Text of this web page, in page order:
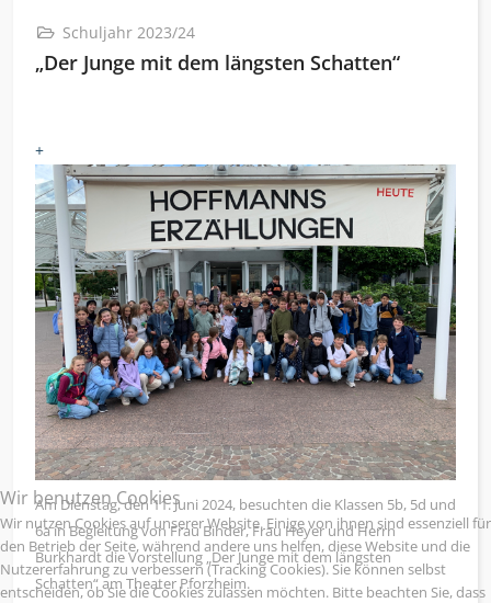
Schuljahr 2023/24
„Der Junge mit dem längsten Schatten“
+
Am Dienstag, den 11. Juni 2024, besuchten die Klassen 5b, 5d und
6a in Begleitung von Frau Binder, Frau Heyer und Herrn
Burkhardt die Vorstellung „Der Junge mit dem längsten
Schatten“ am Theater Pforzheim.
Wir benutzen Cookies
Wir nutzen Cookies auf unserer Website. Einige von ihnen sind essenziell für
den Betrieb der Seite, während andere uns helfen, diese Website und die
Nutzererfahrung zu verbessern (Tracking Cookies). Sie können selbst
entscheiden, ob Sie die Cookies zulassen möchten. Bitte beachten Sie, dass